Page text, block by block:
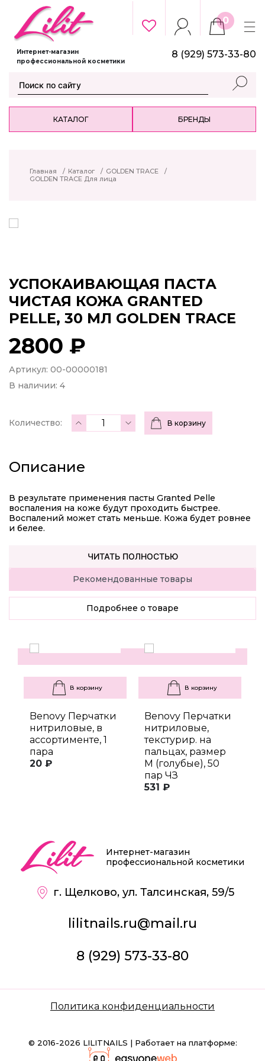
Интернет-магазин
профессиональной косметики
0
8 (929) 573-33-80
КАТАЛОГ БРЕНДЫ
Главная / Каталог / GOLDEN TRACE
/
GOLDEN TRACE Для лица
УСПОКАИВАЮЩАЯ ПАСТА
ЧИСТАЯ КОЖА GRANTED
PELLE, 30 МЛ GOLDEN TRACE
2800 ₽
Артикул: 00-00000181
В наличии: 4
Количество: В корзину
Описание
В результате применения пасты Granted Pelle
воспаления на коже будут проходить быстрее.
Воспалений может стать меньше. Кожа будет ровнее
и белее.
ЧИТАТЬ ПОЛНОСТЬЮ
Рекомендованные товары
Подробнее о товаре
В корзину
Benovy Перчатки
нитриловые, в
ассортименте, 1
пара
20 ₽
В корзину
Benovy Перчатки
нитриловые,
текстурир. на
пальцах, размер
M (голубые), 50
пар ЧЗ
531 ₽
Интернет-магазин
профессиональной косметики
г. Щелково, ул. Талсинская, 59/5
lilitnails.ru@mail.ru
8 (929) 573-33-80
Политика конфиденциальности
© 2016-2026 LILITNAILS | Работает на платформе: